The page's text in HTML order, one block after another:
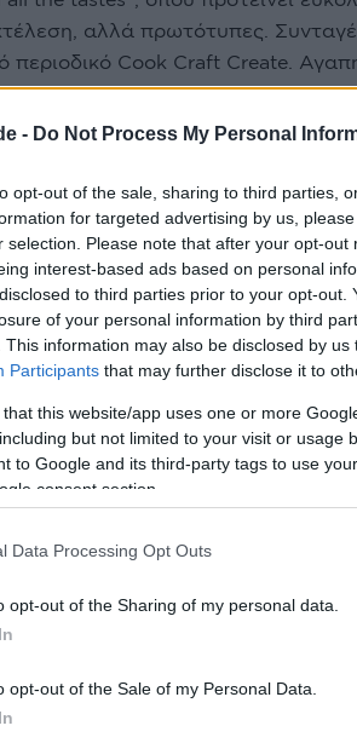
- Do Not Process My Personal
opt-out of the sale, sharing to third parties,
for targeted advertising by us,
selection. Please note that after your opt-out
interest-based ads based on personal
to third parties prior to your opt-out.
of your personal information by third
This information may also be disclosed by
Participants that may further disclose it to
that this website/app uses one or more
but not limited to your visit or usage
to Google and its third-party tags to use
consent section.
Data Processing Opt Outs
opt-out of the Sharing of my personal data.
opt-out of the Sale of my Personal Data.
αλλά πρωτότυπες.
περιοδικό Cook Craft Create.
να παρακολουθεί σεμινάρια
στο food styling και στη
βιβλίο καθώς και τρεις
του βιβλίου που θα
και θα μπείτε αυτόματα στην
Νοεμβρίου και οι νικητές θα
και με ανακοίνωση και
και κερδίζουν από 1